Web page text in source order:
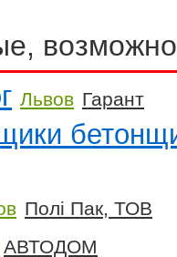
Львов Гарант
Полі Пак, ТОВ
АВТОДОМ